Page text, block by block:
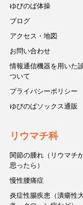
ゆびのば体操
ブログ
アクセス・地図
お問い合わせ
情報通信機器を用いた
ついて
プライバシーポリシー
ゆびのばソックス通販
リウマチ科
関節の腫れ（リウマチ
思ったら）
慢性腰痛症
炎症性腸疾患（潰瘍性